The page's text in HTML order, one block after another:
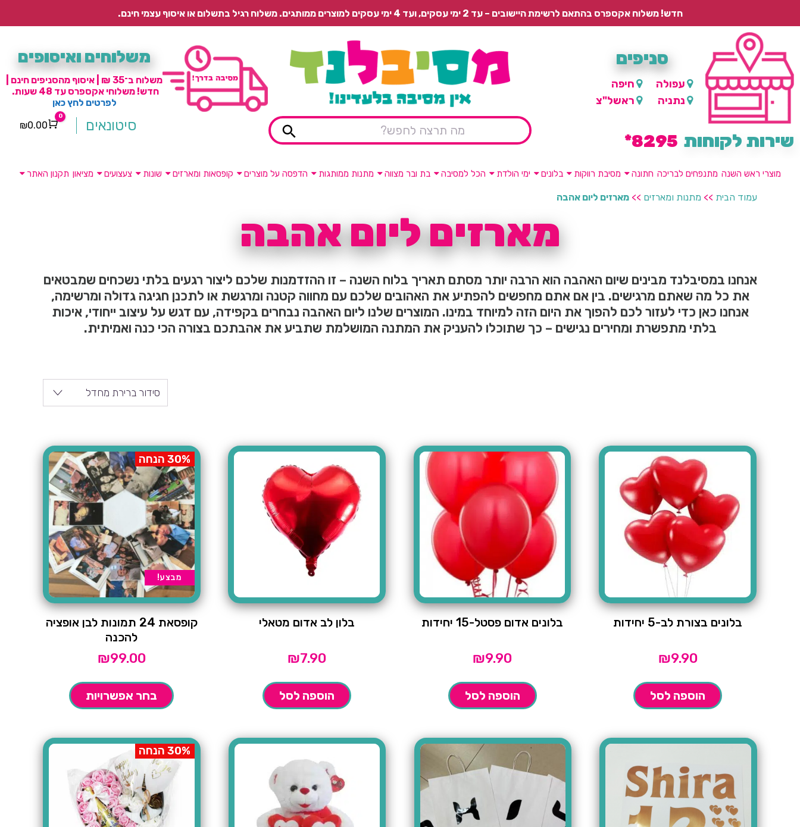
חדש! משלוח אקספרס בהתאם לרשימת היישובים – עד 2 ימי עסקים, ועד 4 ימי עסקים למוצרים ממותגים. משלוח רגיל בתשלום או איסוף עצמי חינם.
סניפים
עפולה
חיפה
נתניה
ראשל"צ
שירות לקוחות 8295*
משלוחים ואיסופים
משלוח ב־35 ₪ | איסוף מהסניפים חינם |
חדש! משלוחי אקספרס עד 48 שעות.
לפרטים לחץ כאן
סיטונאים Cart
0
₪0.00
מוצרי ראש השנה מתנפחים לבריכה חתונה מסיבת רווקות בלונים ימי הולדת הכל למסיבה בת ובר מצווה מתנות ממותגות הדפסה על מוצרים קופסאות ומארזים שונות צעצועים מציאון תקנון האתר
עמוד הבית >> מתנות ומארזים >> מארזים ליום אהבה
מארזים ליום אהבה
אנחנו במסיבלנד מבינים שיום האהבה הוא הרבה יותר מסתם תאריך בלוח השנה – זו ההזדמנות שלכם ליצור רגעים בלתי נשכחים שמבטאים
את כל מה שאתם מרגישים. בין אם אתם מחפשים להפתיע את האהובים שלכם עם מחווה קטנה ומרגשת או לתכנן חגיגה גדולה ומרשימה,
אנחנו כאן כדי לעזור לכם להפוך את היום הזה למיוחד במינו. המוצרים שלנו ליום האהבה נבחרים בקפידה, עם דגש על עיצוב ייחודי, איכות
בלתי מתפשרת ומחירים נגישים – כך שתוכלו להעניק את המתנה המושלמת שתביע את אהבתכם בצורה הכי כנה ואמיתית.
סידור ברירת מחדל
בלונים בצורת לב-5 יחידות
₪9.90
הוספה לסל
בלונים אדום פסטל-15 יחידות
₪9.90
הוספה לסל
בלון לב אדום מטאלי
₪7.90
הוספה לסל
מבצע!
30% הנחה
קופסאת 24 תמונות לבן אופציה
להכנה
₪99.00
בחר אפשרויות
30% הנחה